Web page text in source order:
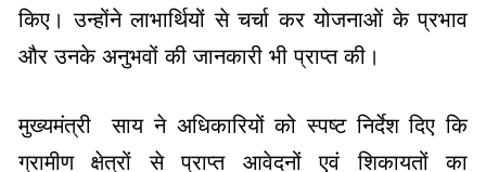
किए। उन्होंने लाभार्थियों से चर्चा कर योजनाओं के प्रभाव
और उनके अनुभवों की जानकारी भी प्राप्त की।
मुख्यमंत्री साय ने अधिकारियों को स्पष्ट निर्देश दिए कि
ग्रामीण क्षेत्रों से प्राप्त आवेदनों एवं शिकायतों का